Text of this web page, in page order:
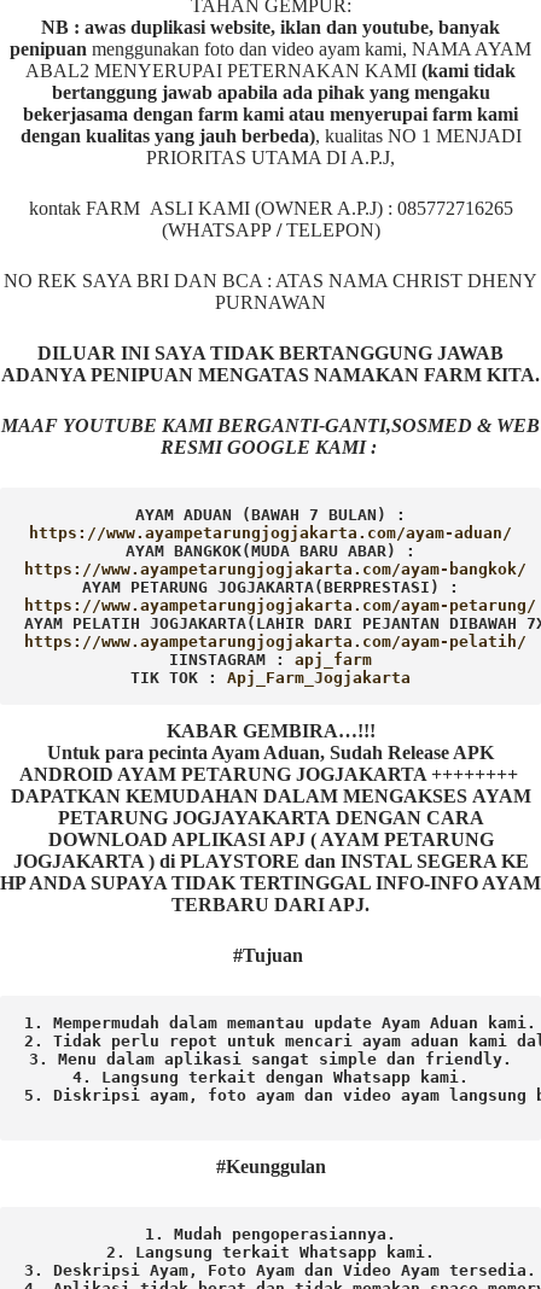
TAHAN GEMPUR:
NB : awas duplikasi website, iklan dan youtube, banyak
penipuan menggunakan foto dan video ayam kami, NAMA AYAM
ABAL2 MENYERUPAI PETERNAKAN KAMI (kami tidak
bertanggung jawab apabila ada pihak yang mengaku
bekerjasama dengan farm kami atau menyerupai farm kami
dengan kualitas yang jauh berbeda), kualitas NO 1 MENJADI
PRIORITAS UTAMA DI A.P.J,
kontak FARM ASLI KAMI (OWNER A.P.J) : 085772716265
(WHATSAPP /TELEPON)
NO REK SAYA BRI DAN BCA : ATAS NAMA CHRIST DHENY
PURNAWAN
DILUAR INI SAYA TIDAK BERTANGGUNG JAWAB
ADANYA PENIPUAN MENGATAS NAMAKAN FARM KITA.
MAAF YOUTUBE KAMI BERGANTI-GANTI,SOSMED & WEB
RESMI GOOGLE KAMI :
AYAM ADUAN (BAWAH 7 BULAN) :
AYAM BANGKOK(MUDA BARU ABAR) :
AYAM PETARUNG JOGJAKARTA(BERPRESTASI) :
AYAM PELATIH JOGJAKARTA(LAHIR DARI PEJANTAN DIBAWAH
IINSTAGRAM :
TIK TOK : Apj_Farm_Jogjakarta
KABAR GEMBIRA…!!!
Untuk para pecinta Ayam Aduan, Sudah Release APK
ANDROID AYAM PETARUNG JOGJAKARTA ++++++++
DAPATKAN KEMUDAHAN DALAM MENGAKSES AYAM
PETARUNG JOGJAYAKARTA DENGAN CARA
DOWNLOAD APLIKASI APJ ( AYAM PETARUNG
JOGJAKARTA ) di PLAYSTORE dan INSTAL SEGERA KE
HP ANDA SUPAYA TIDAK TERTINGGAL INFO-INFO AYAM
TERBARU DARI APJ.
#Tujuan
1. Mempermudah dalam memantau update Ayam Aduan kami.
2. Tidak perlu repot untuk mencari ayam aduan kami
3. Menu dalam aplikasi sangat simple dan friendly.
4. Langsung terkait dengan Whatsapp kami.
5. Diskripsi ayam, foto ayam dan video ayam
#Keunggulan
1. Mudah pengoperasiannya.
2. Langsung terkait Whatsapp kami.
3. Deskripsi Ayam, Foto Ayam dan Video Ayam tersedia.